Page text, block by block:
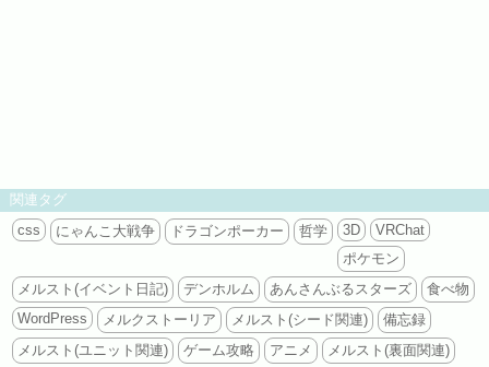
関連タグ
css
にゃんこ大戦争 ドラゴンポーカー 哲学 3D
VRChat
ポケモン
メルスト(イベント日記)
デンホルム あんさんぶるスターズ
食べ物
WordPress
メルクストーリア メルスト(シード関連)
備忘録
メルスト(ユニット関連)
ゲーム攻略 アニメ
メルスト(裏面関連)